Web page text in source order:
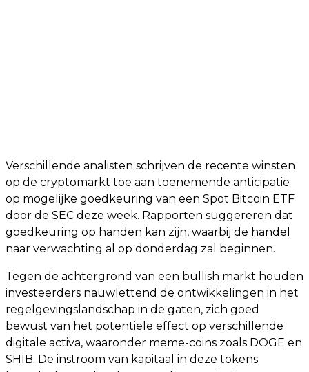
Verschillende analisten schrijven de recente winsten
op de cryptomarkt toe aan toenemende anticipatie
op mogelijke goedkeuring van een Spot Bitcoin ETF
door de SEC deze week. Rapporten suggereren dat
goedkeuring op handen kan zijn, waarbij de handel
naar verwachting al op donderdag zal beginnen.
Tegen de achtergrond van een bullish markt houden
investeerders nauwlettend de ontwikkelingen in het
regelgevingslandschap in de gaten, zich goed
bewust van het potentiële effect op verschillende
digitale activa, waaronder meme-coins zoals DOGE en
SHIB. De instroom van kapitaal in deze tokens